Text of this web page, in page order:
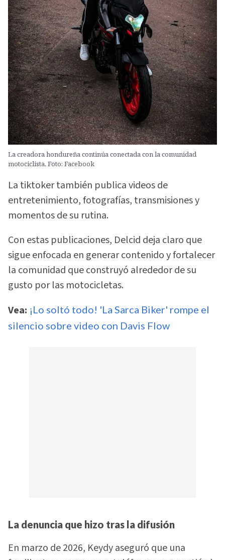
La creadora hondureña continúa conectada con la comunidad
motociclista. Foto: Facebook
La tiktoker también publica videos de
entretenimiento, fotografías, transmisiones y
momentos de su rutina.
Con estas publicaciones, Delcid deja claro que
sigue enfocada en generar contenido y fortalecer
la comunidad que construyó alrededor de su
gusto por las motocicletas.
Vea: ¡Lo soltó todo! 'La Sarca Biker' rompe el
silencio sobre video con Davis Flow
La denuncia que hizo tras la difusión
En marzo de 2026, Keydy aseguró que una